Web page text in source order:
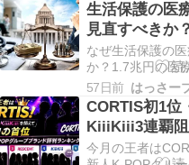
ている」——その
たの税金が使わ
を想像してみてく
士山。「もうす
だ…
生活保護の医
見直すべきか
扶助と国会論
案」の全論点
なぜ生活保護の
か？1.7兆円の医
「500円負担案」
レポート｜2026
の医療費は無料な
医療扶助と国会
円負担案」 生活
57日前 はっさー
CORTIS初1位
KiiiKiii3連覇阻
新人K-POPグ
今月の王者は